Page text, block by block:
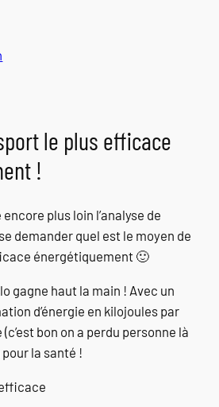
le plus efficace
!
encore plus loin l’analyse de
demander quel est le moyen de
énergétiquement 🙂
gagne haut la main ! Avec un
d’énergie en kilojoules par
bon on a perdu personne là
pour la santé !